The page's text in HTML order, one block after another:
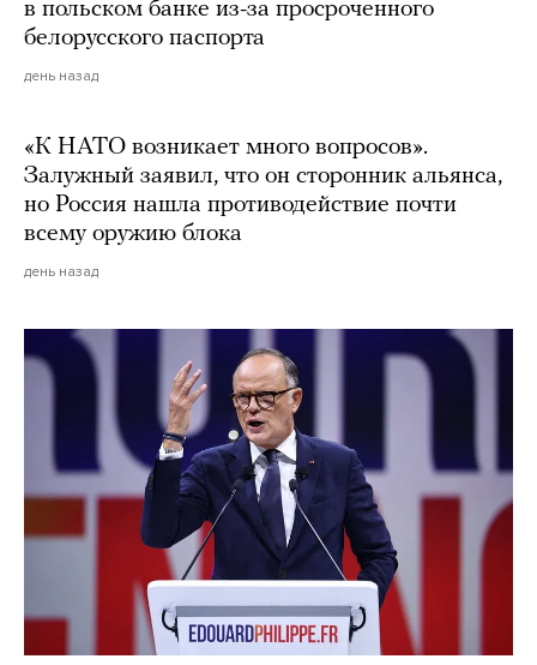
в польском банке из-за просроченного
белорусского паспорта
день назад
«К НАТО возникает много вопросов».
Залужный заявил, что он сторонник альянса,
но Россия нашла противодействие почти
всему оружию блока
день назад